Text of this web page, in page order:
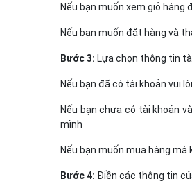
Nếu bạn muốn xem giỏ hàng
Nếu bạn muốn đặt hàng và
Bước 3: Lựa chọn thông tin
Nếu bạn đã có tài khoản vui
Nếu bạn chưa có tài khoản
mình
Nếu bạn muốn mua hàng
Bước 4: Điền các thông tin